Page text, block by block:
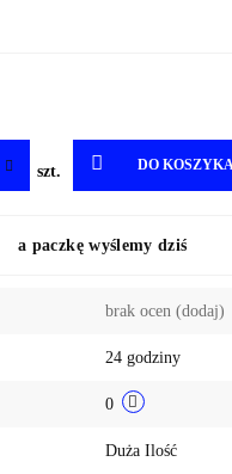
szt. DO
a paczkę wyślemy dziś
brak ocen (dodaj)
24 godziny
0
Duża Ilość